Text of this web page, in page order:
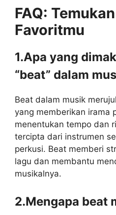
FAQ:
Favoritmu
1.Apa yang
“beat” dalam
Beat dalam musik
yang memberikan irama
menentukan tempo dan
tercipta dari instrumen
perkusi. Beat memberi
lagu dan membantu
musikalnya.
2.Mengapa beat